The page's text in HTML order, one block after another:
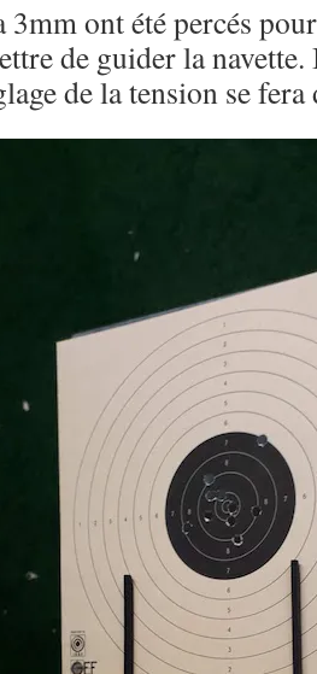
ont été percés
de guider la
de la tension se fera